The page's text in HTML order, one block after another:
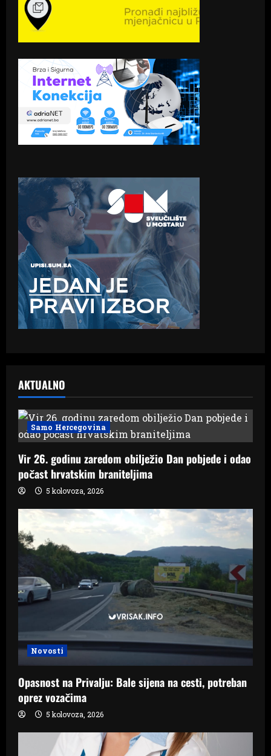
AKTUALNO
Samo Hercegovina
Vir 26. godinu zaredom obilježio Dan pobjede i odao
počast hrvatskim braniteljima
5 kolovoza, 2026
Novosti
Opasnost na Privalju: Bale sijena na cesti, potreban
oprez vozačima
5 kolovoza, 2026